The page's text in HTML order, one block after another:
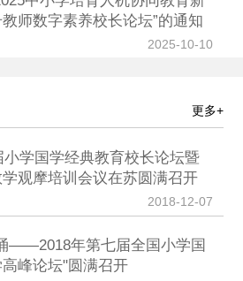
师数字素养校长论坛”的通知
2025-10-10
更多+
小学国学经典教育校长论坛暨
观摩培训会议在苏圆满召开
2018-12-07
——2018年第七届全国小学国
峰论坛"圆满召开